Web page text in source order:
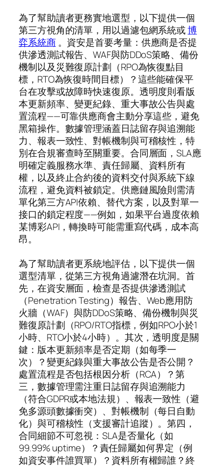
為了幫助讀者更務實地選型，以下提供一個
第三方視角的清單，用以過濾包網系統或博
弈系統商。資安是首要考量：供應商是否提
供滲透測試報告、WAF與防DDoS策略、備份
機制以及災難復原計劃（RPO為恢復點目
標，RTO為恢復時間目標）？這些能確保平
台在攻擊或故障時快速復原。透明度則看版
本更新頻率、變更紀錄、重大事故公告與處
置流程——可靠供應商會主動分享這些，避免
黑箱操作。數據管理涵蓋日誌留存與追溯能
力、報表一致性、對帳機制與可稽核性，特
別在合規審查時至關重要。合同層面，SLA應
明確定義服務水準、責任歸屬、資料所有
權，以及終止合約後的資料交付與系統下線
流程，避免資料被鎖定。供應鏈風險則需清
單化第三方API依賴、替代方案，以及對單一
接口的鎖定程度——例如，如果平台過度依賴
某博彩API，轉換時可能需重寫代碼，成本高
昂。
為了幫助讀者更系統地評估，以下提供一個
選型清單，從第三方視角過濾潛在坑洞。首
先，在資安層面，檢查是否提供滲透測試
（Penetration Testing）報告、Web應用防
火牆（WAF）與防DDoS策略、備份機制與災
難復原計劃（RPO/RTO指標，例如RPO小於1
小時、RTO小於4小時）。其次，透明度是關
鍵：版本更新頻率是否定期（如每季一
次）？變更紀錄與重大事故公告是否公開？
處置流程是否包括根因分析（RCA）？第
三，數據管理需注重日誌留存與追溯能力
（符合GDPR或本地法規）、報表一致性（避
免多源頭數據衝突）、對帳機制（每日自動
化）與可稽核性（支援審計追蹤）。第四，
合同細節不可忽視：SLA是否量化（如
99.99% uptime）？責任歸屬如何界定（例
如資安事件誰買單）？資料所有權歸誰？終